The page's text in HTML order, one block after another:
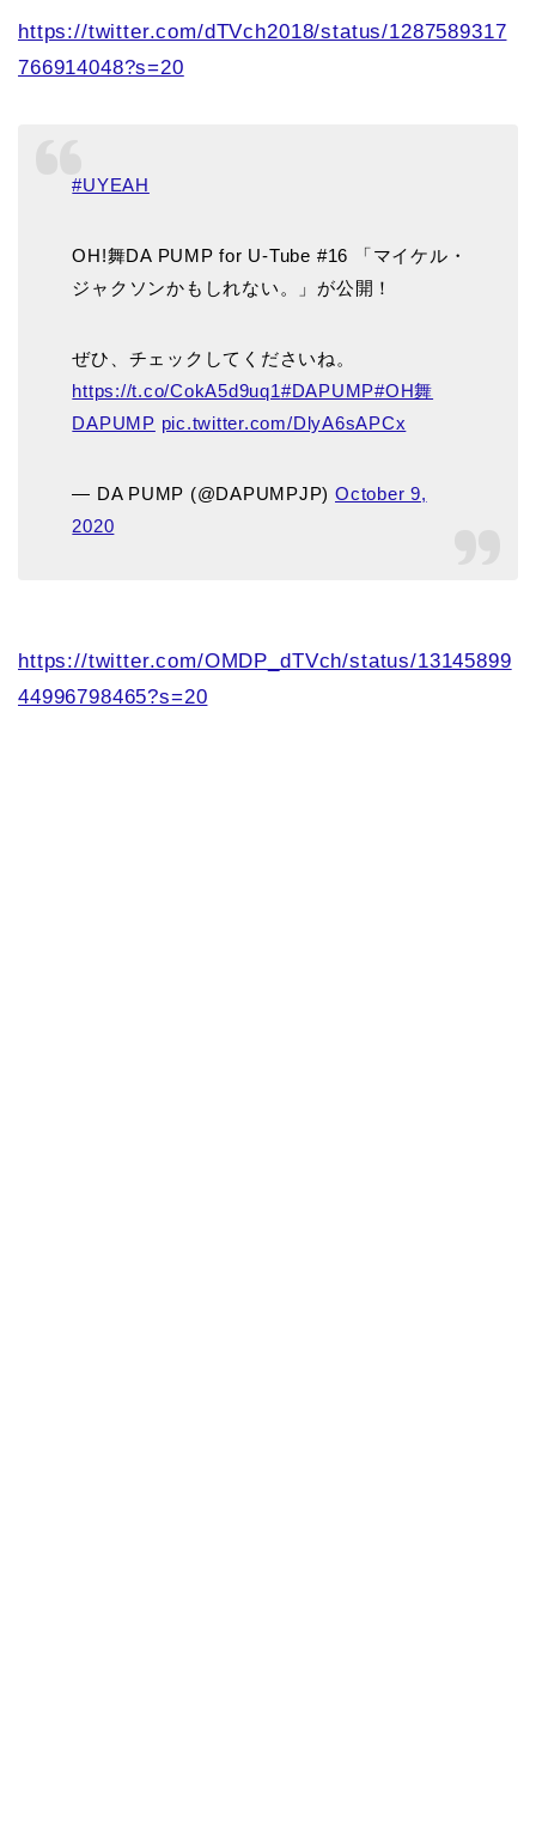
https://twitter.com/dTVch2018/status/1287589317
766914048?s=20
#UYEAH
OH!舞DA PUMP for U-Tube #16 「マイケル・
ジャクソンかもしれない。」が公開！
ぜひ、チェックしてくださいね。
https://t.co/CokA5d9uq1#DAPUMP#OH舞
DAPUMP pic.twitter.com/DlyA6sAPCx
— DA PUMP (@DAPUMPJP) October 9,
2020
https://twitter.com/OMDP_dTVch/status/13145899
44996798465?s=20